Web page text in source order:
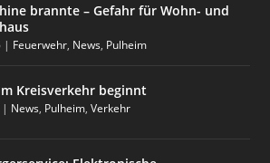
brannte – Gefahr für Wohn- und
| Feuerwehr, News, Pulheim
Kreisverkehr beginnt
| News, Pulheim,Verkehr